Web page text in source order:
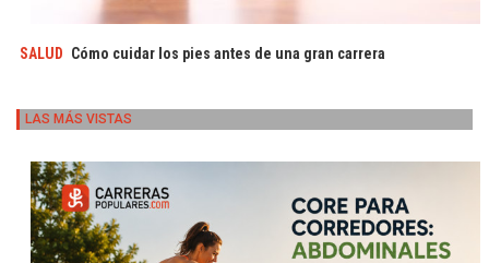
SALUD Cómo cuidar los pies antes de una gran carrera
LAS MÁS VISTAS